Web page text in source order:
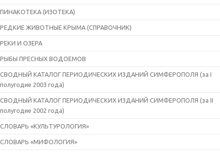
ПИНАКОТЕКА (ИЗОТЕКА)
РЕДКИЕ ЖИВОТНЫЕ КРЫМА (СПРАВОЧНИК)
РЕКИ И ОЗЕРА
РЫБЫ ПРЕСНЫХ ВОДОЕМОВ
СВОДНЫЙ КАТАЛОГ ПЕРИОДИЧЕСКИХ ИЗДАНИЙ СИМФЕРОПОЛЯ (за I
полугодие 2003 года)
СВОДНЫЙ КАТАЛОГ ПЕРИОДИЧЕСКИХ ИЗДАНИЙ СИМФЕРОПОЛЯ (за II
полугодие 2002 года)
СЛОВАРЬ «КУЛЬТУРОЛОГИЯ»
СЛОВАРЬ «МИФОЛОГИЯ»